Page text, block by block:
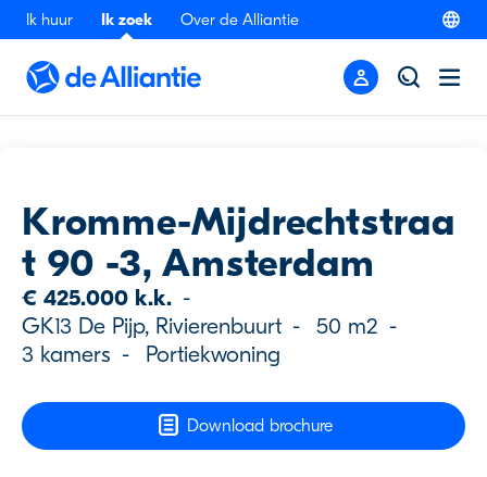
Ik huur Ik zoek Over de Alliantie
Terug
Kromme-Mijdrechtstraa
t 90 -3, Amsterdam
€ 425.000 k.k. -
GK13 De Pijp, Rivierenbuurt - 50 m2 -
3 kamers - Portiekwoning
Download brochure